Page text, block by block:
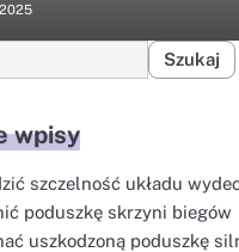
wpisy
szczelność układu
poduszkę skrzyni biegów
uszkodzoną poduszkę